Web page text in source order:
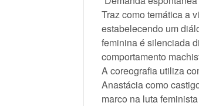
Traz como temática a
estabelecendo um
feminina é silenciada
comportamento
A coreografia utiliza
Anastácia como
marco na luta